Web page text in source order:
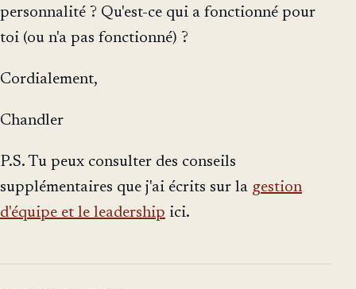
personnalité ? Qu'est-ce qui a fonctionné pour
toi (ou n'a pas fonctionné) ?
Cordialement,
Chandler
P.S. Tu peux consulter des conseils
supplémentaires que j'ai écrits sur la gestion
d'équipe et le leadership ici.